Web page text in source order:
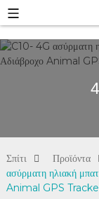
Σπίτι Προϊόντα
ασύρματη ηλιακή
Animal GPS